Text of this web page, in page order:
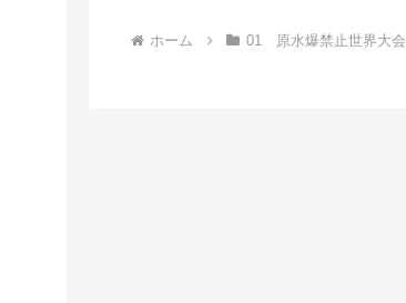
ホーム 01 原水爆禁止世界大会